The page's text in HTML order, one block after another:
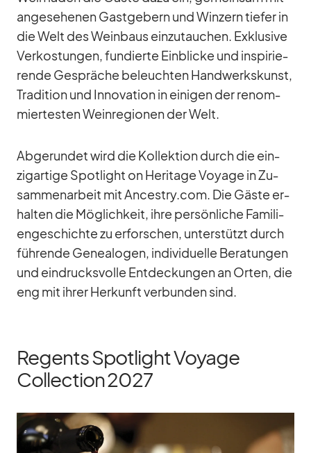
an­ge­se­he­nen Gast­ge­bern und Win­zern tie­fer in
die Welt des Wein­baus ein­zu­tau­chen. Ex­klu­sive
Ver­kos­tun­gen, fun­dierte Ein­bli­cke und in­spi­rie­
rende Ge­sprä­che be­leuch­ten Hand­werks­kunst,
Tra­di­tion und In­no­va­tion in ei­ni­gen der re­nom­
mier­tes­ten Wein­re­gio­nen der Welt.
Ab­ge­run­det wird die Kol­lek­tion durch die ein­
zig­ar­tige Spot­light on He­ri­tage Voyage in Zu­
sam­men­ar­beit mit Ancestry.com. Die Gäste er­
hal­ten die Mög­lich­keit, ihre per­sön­li­che Fa­mi­li­
en­ge­schichte zu er­for­schen, un­ter­stützt durch
füh­rende Ge­nea­lo­gen, in­di­vi­du­elle Be­ra­tun­gen
und ein­drucks­volle Ent­de­ckun­gen an Or­ten, die
eng mit ih­rer Her­kunft ver­bun­den sind.
Regents Spotlight Voyage
Collection 2027